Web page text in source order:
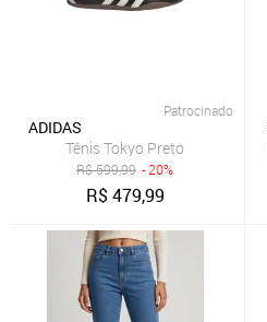
Patrocinado
ADIDAS
Tênis Tokyo Preto
R$599,99 - 20%
R$479,99